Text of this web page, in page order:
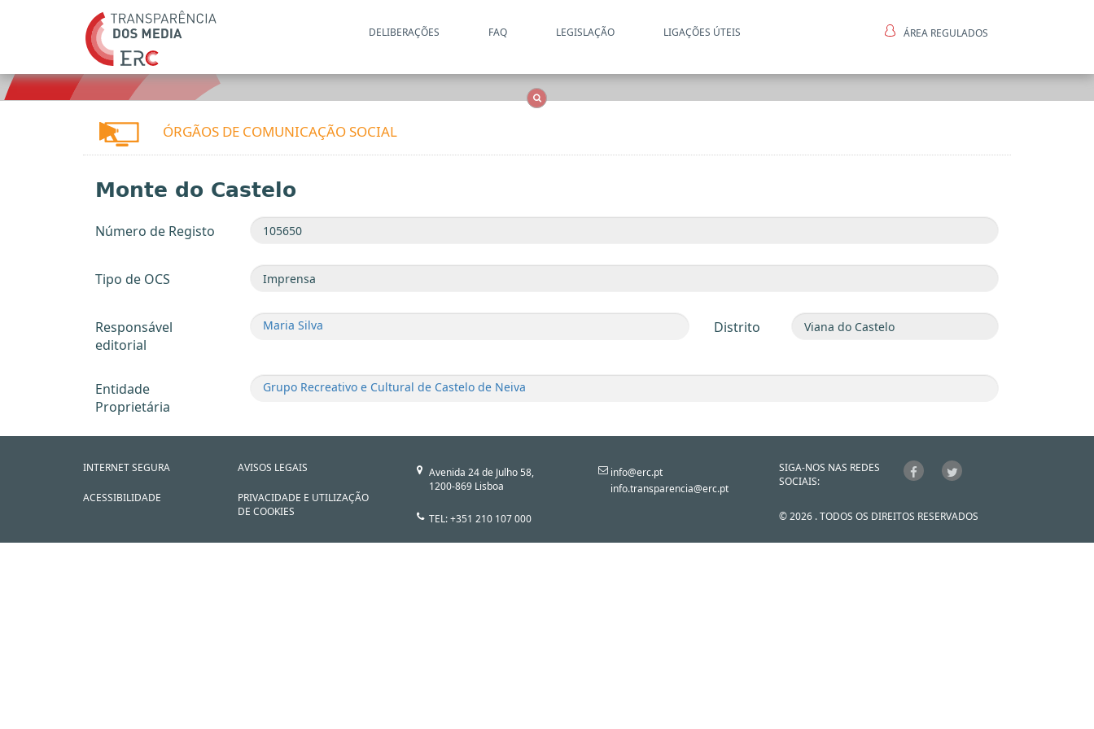
DELIBERAÇÕES FAQ LEGISLAÇÃO LIGAÇÕES ÚTEIS ÁREA REGULADOS
ÓRGÃOS DE COMUNICAÇÃO SOCIAL
Monte do Castelo
Número de Registo
Tipo de OCS
Responsável
editorial
Maria Silva Distrito
Entidade
Proprietária
Grupo Recreativo e Cultural de Castelo de Neiva
INTERNET SEGURA
ACESSIBILIDADE
AVISOS LEGAIS
PRIVACIDADE E UTILIZAÇÃO
DE COOKIES
Avenida 24 de Julho 58,
1200-869 Lisboa
TEL: +351 210 107 000
info@erc.pt
info.transparencia@erc.pt
SIGA-NOS NAS REDES
SOCIAIS:
© 2026 . TODOS OS DIREITOS RESERVADOS